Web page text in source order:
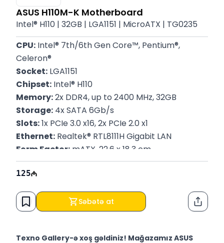
ASUS H110M-K Motherboard
Intel® H110 | 32GB | LGA1151 | MicroATX | TG0235
CPU: Intel® 7th/6th Gen Core™, Pentium®,
Celeron®
Socket: LGA1151
Chipset: Intel® H110
Memory: 2x DDR4, up to 2400 MHz, 32GB
Storage: 4x SATA 6Gb/s
Slots: 1x PCIe 3.0 x16, 2x PCIe 2.0 x1
Ethernet: Realtek® RTL8111H Gigabit LAN
Form Factor: mATX, 22.6 x 18.3 cm
Zəmanət: 12 Ay
125
Səbətə at
Texno Gallery-ə xoş gəldiniz! Mağazamız ASUS